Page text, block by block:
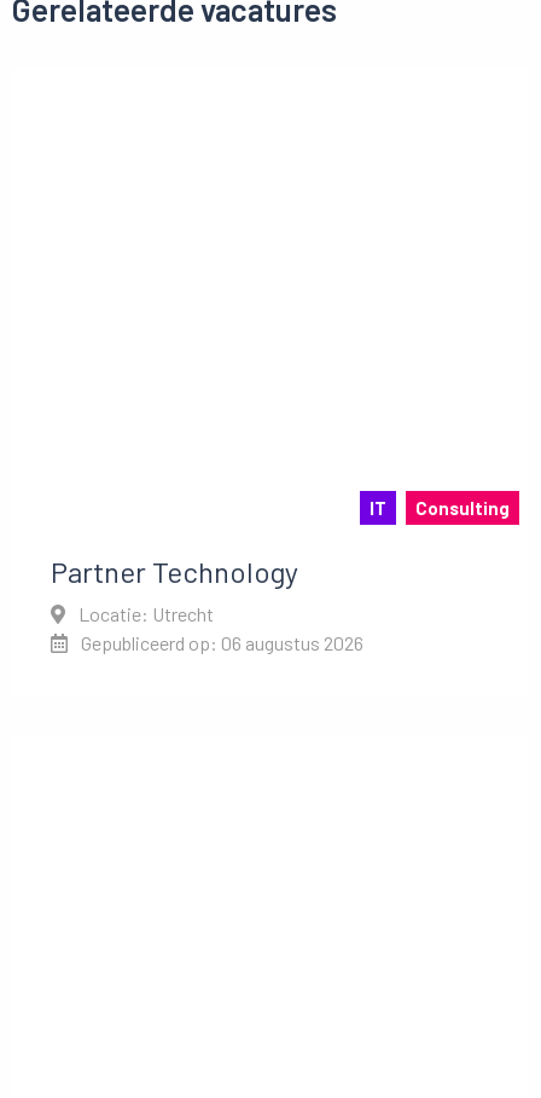
Gerelateerde vacatures
IT Consulting
Partner Technology
Locatie: Utrecht
Gepubliceerd op: 06 augustus 2026